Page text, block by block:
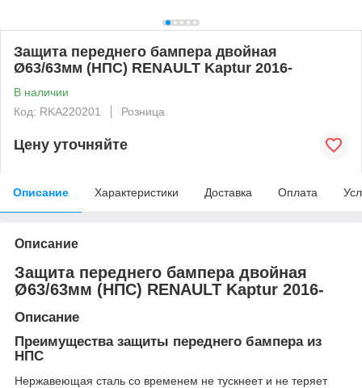
Защита переднего бампера двойная
Ø63/63мм (НПС) RENAULT Kaptur 2016-
В наличии
Код: RKA220201
Розница
Цену уточняйте
Описание Характеристики Доставка Оплата
Описание
Защита переднего бампера двойная
Ø63/63мм (НПС) RENAULT Kaptur 2016-
Описание
Преимущества защиты переднего бампера из
НПС
Нержавеющая сталь со временем не тускнеет и не теряет